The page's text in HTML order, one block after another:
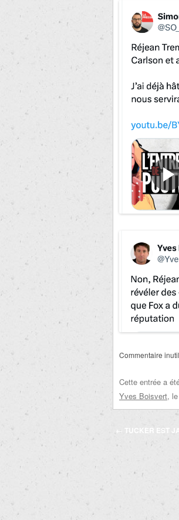
Commentaire
Cette entrée a
Yves Boisvert, le
Navigation
des
← TUCKER EST